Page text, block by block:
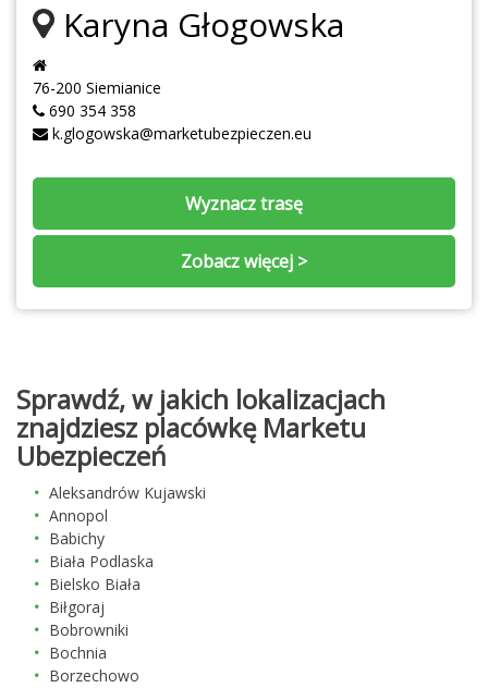
Karyna Głogowska
76-200 Siemianice
690 354 358
k.glogowska@marketubezpieczen.eu
Wyznacz trasę
Zobacz więcej >
Sprawdź, w jakich lokalizacjach
znajdziesz placówkę Marketu
Ubezpieczeń
Aleksandrów Kujawski
Annopol
Babichy
Biała Podlaska
Bielsko Biała
Biłgoraj
Bobrowniki
Bochnia
Borzechowo